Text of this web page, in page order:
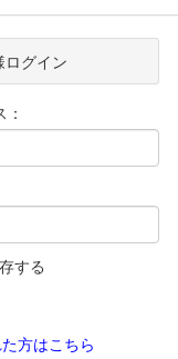
ログイン
する
方はこちら